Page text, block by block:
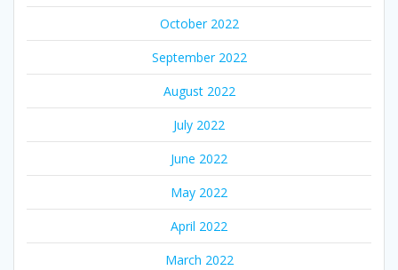
October 2022
September 2022
August 2022
July 2022
June 2022
May 2022
April 2022
March 2022